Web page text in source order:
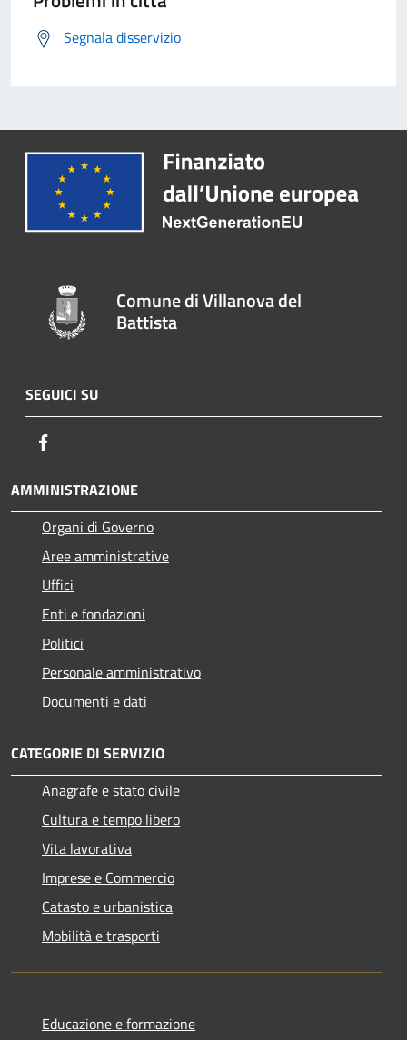
Segnala disservizio
Comune di Villanova del
Battista
SEGUICI SU
AMMINISTRAZIONE
Organi di Governo
Aree amministrative
Uffici
Enti e fondazioni
Politici
Personale amministrativo
Documenti e dati
CATEGORIE DI SERVIZIO
Anagrafe e stato civile
Cultura e tempo libero
Vita lavorativa
Imprese e Commercio
Catasto e urbanistica
Mobilità e trasporti
Educazione e formazione